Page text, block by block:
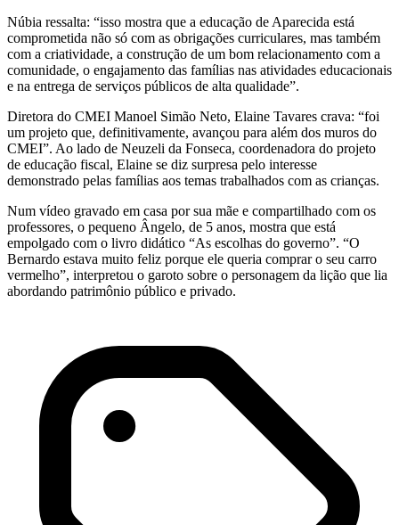
Núbia ressalta: “isso mostra que a educação de Aparecida está
comprometida não só com as obrigações curriculares, mas também
com a criatividade, a construção de um bom relacionamento com a
comunidade, o engajamento das famílias nas atividades educacionais
e na entrega de serviços públicos de alta qualidade”.
Diretora do CMEI Manoel Simão Neto, Elaine Tavares crava: “foi
um projeto que, definitivamente, avançou para além dos muros do
CMEI”. Ao lado de Neuzeli da Fonseca, coordenadora do projeto
de educação fiscal, Elaine se diz surpresa pelo interesse
demonstrado pelas famílias aos temas trabalhados com as crianças.
Num vídeo gravado em casa por sua mãe e compartilhado com os
professores, o pequeno Ângelo, de 5 anos, mostra que está
empolgado com o livro didático “As escolhas do governo”. “O
Bernardo estava muito feliz porque ele queria comprar o seu carro
vermelho”, interpretou o garoto sobre o personagem da lição que lia
abordando patrimônio público e privado.